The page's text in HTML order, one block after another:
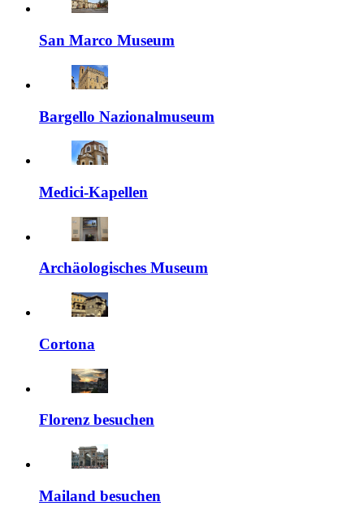
San Marco Museum
Bargello Nazionalmuseum
Medici-Kapellen
Archäologisches Museum
Cortona
Florenz besuchen
Mailand besuchen